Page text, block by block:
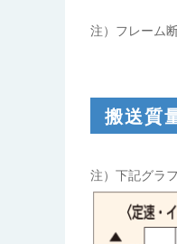
注）フレーム
搬送質
注）下記グラ